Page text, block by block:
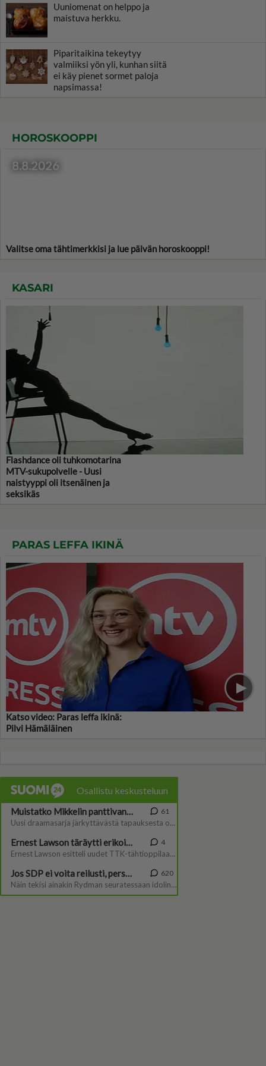
Uuniomenat on helppo ja
maistuva herkku.
Piparitaikina tekeytyy
valmiiksi yön yli, kunhan siitä
ei käy pienet sormet paloja
napsimassa!
HOROSKOOPPI
8.8.2026
Valitse oma tähtimerkkisi ja lue päivän horoskooppi!
KASARI
Flashdance oli tuhkomotarina
MTV-sukupolvelle - Uusi
naistyyppi oli itsenäinen ja
seksikäs
PARAS LEFFA IKINÄ
Katso video: Paras leffa ikinä:
Pilvi Hämäläinen